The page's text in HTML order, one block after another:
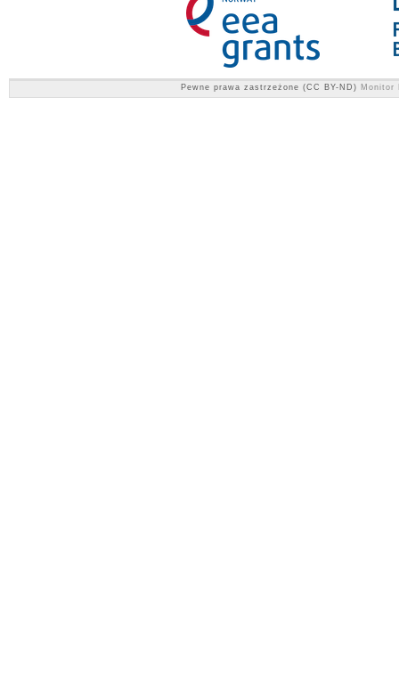
Pewne prawa zastrzeżone (CC BY-ND) Monitor